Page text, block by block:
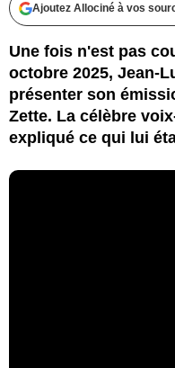
Ajoutez Allociné à vos
Une fois n'est pas
octobre 2025, Jean-
présenter son
Zette. La célèbre
expliqué ce qui lui